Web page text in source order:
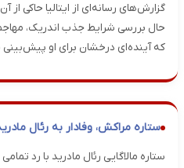
گزارش‌های رسانه‌ای از ایتالیا حاکی از
حال بررسی شرایط جذب اندریک،
که آینده‌ای درخشان برای او
ستاره مراکش، وفادار به رئال مادرید/
ستاره مالاگایی رئال مادرید با رد